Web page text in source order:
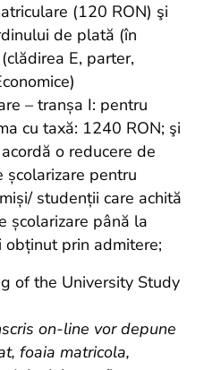
(120 RON) şi
de plată (în
(clădirea E, parter,
– tranșa I: pentru
cu taxă: 1240 RON; şi
o reducere de
pentru
studenții care achită
școlarizare până la
prin admitere;
of the University Study
on-line vor depune
foaia matricola,